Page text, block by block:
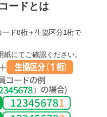
ードとは
ド8桁＋生協区分1桁で
にてご確認ください。